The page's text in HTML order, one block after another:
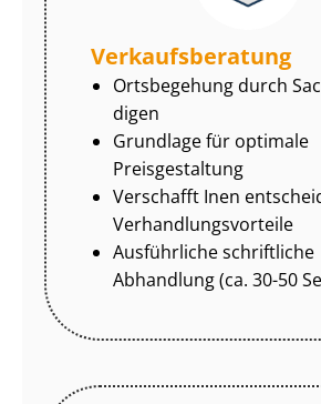
Ver­kaufs­be­ra­tung
Ortsbegehung durch
di­gen
Grundlage für optimale
Preisgestaltung
Verschafft Inen
Ver­hand­lungs­vor­tei­le
Ausführliche schriftliche
Abhandlung (ca. 30-50